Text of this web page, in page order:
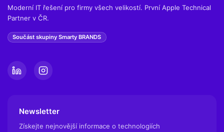
Moderní IT řešení pro firmy všech velikostí. První Apple Technical
Partner v ČR.
Součást skupiny Smarty BRANDS
Newsletter
Získejte nejnovější informace o technologiích